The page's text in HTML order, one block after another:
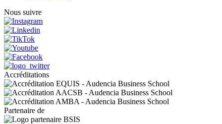
Nous suivre
Accréditations
Partenaire de